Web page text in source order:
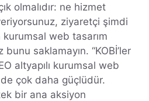
olmalıdır: ne hizmet
ziyaretçi şimdi
kurumsal web tasarım
saklamayın. “KOBİ’ler
altyapılı kurumsal web
çok daha güçlüdür.
bir ana aksiyon